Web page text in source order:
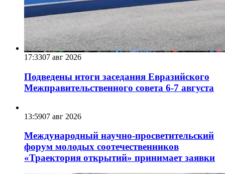
17:3307 авг 2026
Подведены итоги заседания Евразийского
Межправительственного совета 6-7 августа
13:5907 авг 2026
Международный научно-просветительский
форум молодых соотечественников
«Траектория открытий» принимает заявки